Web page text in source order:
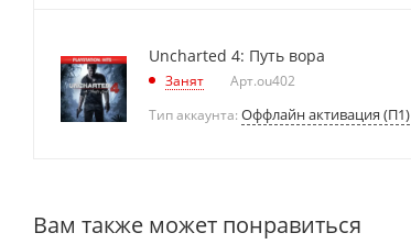
Uncharted 4: Путь вора
Занят Арт.ou402
Тип аккаунта: Оффлайн активация (П1)
Вам также может понравиться